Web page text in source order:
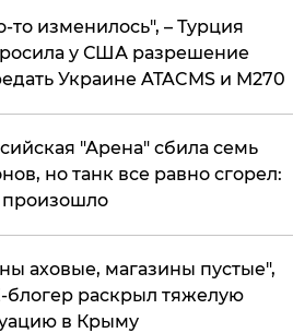
то изменилось", – Турция
у США разрешение
Украине ATACMS и M270
"Арена" сбила семь
но танк все равно сгорел:
произошло
аховые, магазины пустые",
раскрыл тяжелую
в Крыму